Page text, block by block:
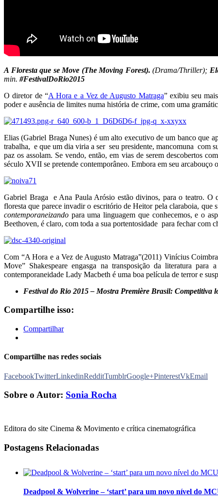
A Floresta que se Move (The Moving Forest). (Drama/Thriller);
min. #FestivalDoRio2015
O diretor de “A Hora e a Vez de Augusto Matraga” exibiu seu
poder e ausência de limites numa história de crime, com uma
Elias (Gabriel Braga Nunes) é um alto executivo de um banco que
trabalha, e que um dia viria a ser seu presidente, mancomuna com
paz os assolam. Se vendo, então, em vias de serem descobertos
século XVII se pretende contemporâneo. Embora em seu arcabouço
Gabriel Braga e Ana Paula Arósio estão divinos, para o teatro. O
floresta que parece invadir o escritório de Heitor pela claraboia, que
contemporaneizando para uma linguagem que conhecemos, e o
Beethoven, é claro, com toda a sua portentosidade para fechar com
Com “A Hora e a Vez de Augusto Matraga”(2011) Vinícius
Move” Shakespeare engasga na transposição da literatura
contemporaneidade Lady Macbeth é uma boa película de terror e
Festival do Rio 2015 – Mostra Première Brasil: Competitiva
Compartilhe isso:
Compartilhar
Compartilhe nas redes sociais
FacebookTwitterLinkedinRedditTumblrGoogle+PinterestVkEmail
Sobre o Autor: Sonia Rocha
Editora do site Cinema & Movimento e crítica cinematográfica
Postagens Relacionadas
Deadpool & Wolverine – ‘start’ para um novo nível do